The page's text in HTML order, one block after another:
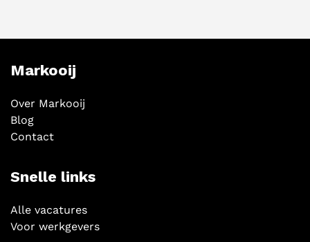
Markooij
Over Markooij
Blog
Contact
Snelle links
Alle vacatures
Voor werkgevers